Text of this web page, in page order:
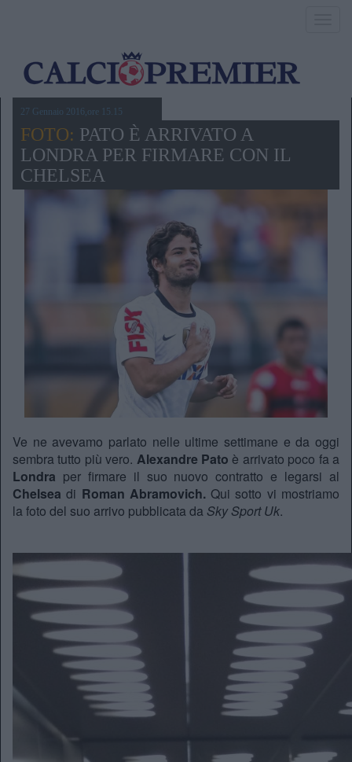
27 Gennaio 2016,ore 15.15
FOTO: PATO È ARRIVATO A
LONDRA PER FIRMARE CON IL
CHELSEA
Ve ne avevamo parlato nelle ultime settimane e da oggi
sembra tutto più vero. Alexandre Pato è arrivato poco fa a
Londra per firmare il suo nuovo contratto e legarsi al
Chelsea di Roman Abramovich.Qui sotto vi mostriamo
la foto del suo arrivo pubblicata da Sky Sport Uk.